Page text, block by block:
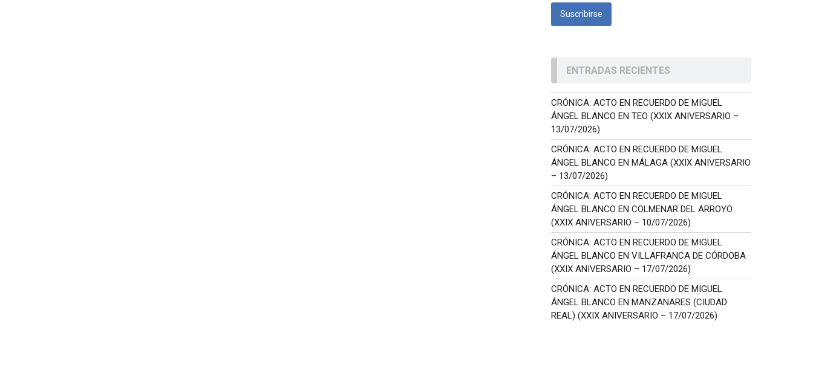
ENTRADAS RECIENTES
CRÓNICA: ACTO EN RECUERDO DE MIGUEL
ÁNGEL BLANCO EN TEO (XXIX ANIVERSARIO –
13/07/2026)
CRÓNICA: ACTO EN RECUERDO DE MIGUEL
ÁNGEL BLANCO EN MÁLAGA (XXIX ANIVERSARIO
– 13/07/2026)
CRÓNICA: ACTO EN RECUERDO DE MIGUEL
ÁNGEL BLANCO EN COLMENAR DEL ARROYO
(XXIX ANIVERSARIO – 10/07/2026)
CRÓNICA: ACTO EN RECUERDO DE MIGUEL
ÁNGEL BLANCO EN VILLAFRANCA DE CÓRDOBA
(XXIX ANIVERSARIO – 17/07/2026)
CRÓNICA: ACTO EN RECUERDO DE MIGUEL
ÁNGEL BLANCO EN MANZANARES (CIUDAD
REAL) (XXIX ANIVERSARIO – 17/07/2026)